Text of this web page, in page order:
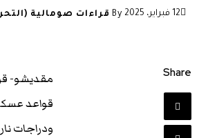
12 فبراير، 2025 By قراءات صومالية
مقديشو-
قواعد
ودراجات
Share